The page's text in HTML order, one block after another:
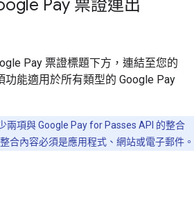
Pay 票證連出
Pay 票證標題下方，連結至您的
功能適用於所有類型的 Google Pay
兩項與 Google Pay for Passes API 的整合
合內容必須是應用程式、網站或電子郵件。